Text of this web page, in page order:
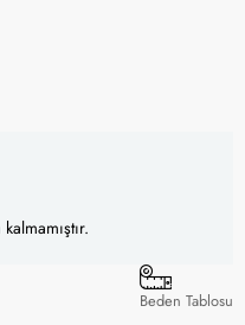
Beden Tablosu